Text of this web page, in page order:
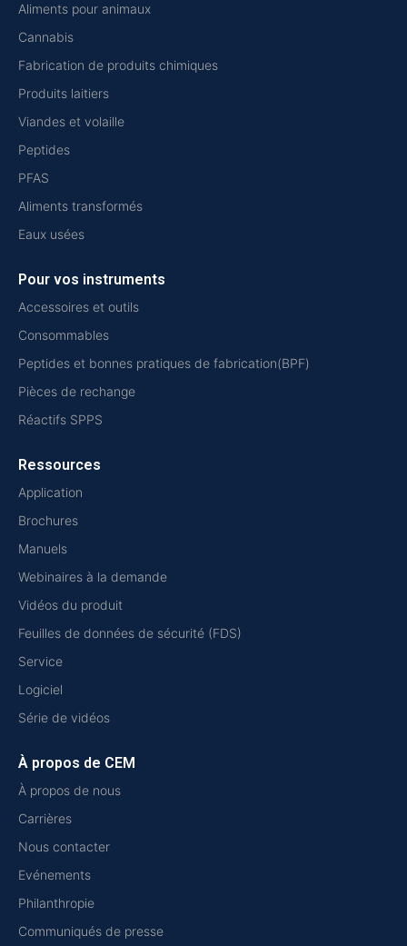
Aliments pour animaux
Cannabis
Fabrication de produits chimiques
Produits laitiers
Viandes et volaille
Peptides
PFAS
Aliments transformés
Eaux usées
Pour vos instruments
Accessoires et outils
Consommables
Peptides et bonnes pratiques de fabrication(BPF)
Pièces de rechange
Réactifs SPPS
Ressources
Application
Brochures
Manuels
Webinaires à la demande
Vidéos du produit
Feuilles de données de sécurité (FDS)
Service
Logiciel
Série de vidéos
À propos de CEM
À propos de nous
Carrières
Nous contacter
Evénements
Philanthropie
Communiqués de presse